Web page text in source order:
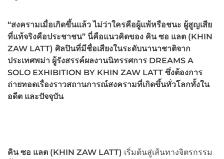
“สงครามเมื่อเกิดขึ้นแล้ว ไม่ว่าใครคือผู้แพ้หรือชนะ ผู้สูญเสีย
ที่แท้จริงคือประชาชน” นี่คือแนวคิดของ คิน ซอ แลต (KHIN
ZAW LATT) ศิลปินที่มีชื่อเสียงในระดับนานาชาติจาก
ประเทศพม่า ผู้รังสรรค์ผลงานนิทรรศการ DREAMS A
SOLO EXHIBITION BY KHIN ZAW LATT ซึ่งต้องการ
ถ่ายทอดเรื่องราวสถานการณ์สงครามที่เกิดขึ้นทั่วโลกทั้งใน
อดีต และปัจจุบัน
คิน ซอ แลต (KHIN ZAW LATT) เริ่มต้นสู่เส้นทางจิตรกรรม